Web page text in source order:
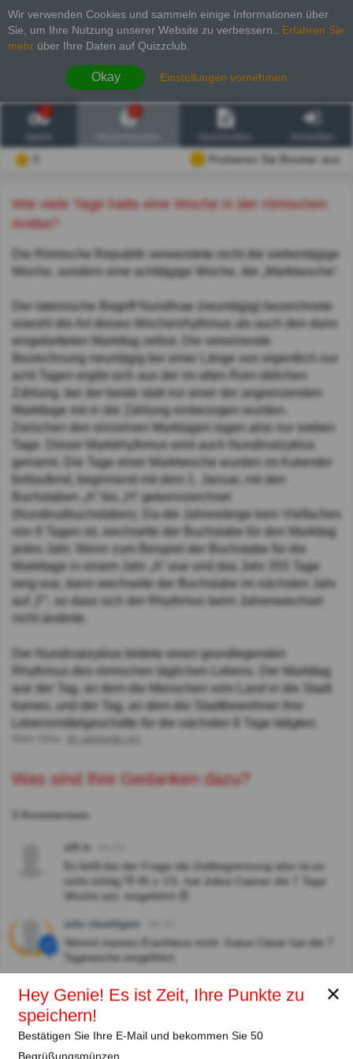
Wir verwenden Cookies und sammeln einige Informationen über
Sie, um Ihre Nutzung unserer Website zu verbessern.
Erfahren Sie
mehr über Ihre Daten auf Quizzclub.
Okay Einstellungen vornehmen
2
Probieren Sie Booster aus
Wie viele Tage hatte eine Woche in der römischen
Antike?
Die Römische Republik verwendete nicht die siebentägige
Woche, sondern eine achttägige Woche, die „Marktwoche“.
Der lateinische Begriff Nundĭnae (neuntägig) bezeichnete
sowohl die Art dieses Wochenrhythmus als auch den darin
eingebetteten Markttag selbst. Die verwirrende
Bezeichnung neuntägig bei einer Länge von eigentlich nur
acht Tagen ergibt sich aus der im alten Rom üblichen
Zählung, bei der beide statt nur einer der angrenzenden
Markttage mit in die Zählung einbezogen wurden.
Zwischen den einzelnen Marktagen lagen also nur sieben
Tage. Dieser Marktrhythmus wird auch Nundinalzyklus
genannt. Die Tage einer Marktwoche wurden im Kalender
fortlaufend, beginnend mit dem 1. Januar, mit den
Buchstaben „A“ bis „H“ gekennzeichnet
(Nundinalbuchstaben). Da die Jahreslänge kein Vielfaches
von 8 Tagen ist, wechselte der Buchstabe für den Markttag
jedes Jahr. Wenn zum Beispiel der Buchstabe für die
Markttage in einem Jahr „A“ war und das Jahr 355 Tage
lang war, dann wechselte der Buchstabe im nächsten Jahr
auf „F“, so dass sich der Rhythmus beim Jahreswechsel
nicht änderte.
Der Nundinalzyklus bildete einen grundlegenden
Rhythmus des römischen täglichen Lebens. Der Markttag
war der Tag, an dem die Menschen vom Land in die Stadt
kamen, und der Tag, an dem die Stadtbewohner ihre
Lebensmittelgeschäfte für die nächsten 8 Tage tätigten.
de.wikipedia.org
Was sind Ihre Gedanken dazu?
3 Kommentare
elfi b
Es fehlt bei der Frage die Zeitbegrenzung also ist es
nicht richtig 👎 45 v. Ch. hat Julius Caesar die 7 Tage
Woche szs. eingeführt 😠
odo stuettgen
Stimmt meines Erachtens nicht. Gaius Cäsar hat die 7
Tagewoche eingeführt.
Chr. dürfte sich der siebentägige Wochenrhythmus
weitgehend durchgesetzt haben für die römischen
Wochentage. Pompejanische Graffiti belegen
✕
Hey Genie! Es ist Zeit, Ihre Punkte zu
speichern!
Bestätigen Sie Ihre E-Mail und bekommen Sie 50
Begrüßungsmünzen